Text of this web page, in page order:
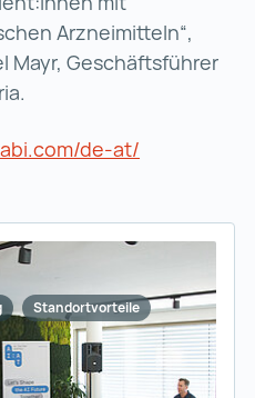
Arzneimitteln“,
Mayr, Geschäftsführer
de-at/
Standortvorteile